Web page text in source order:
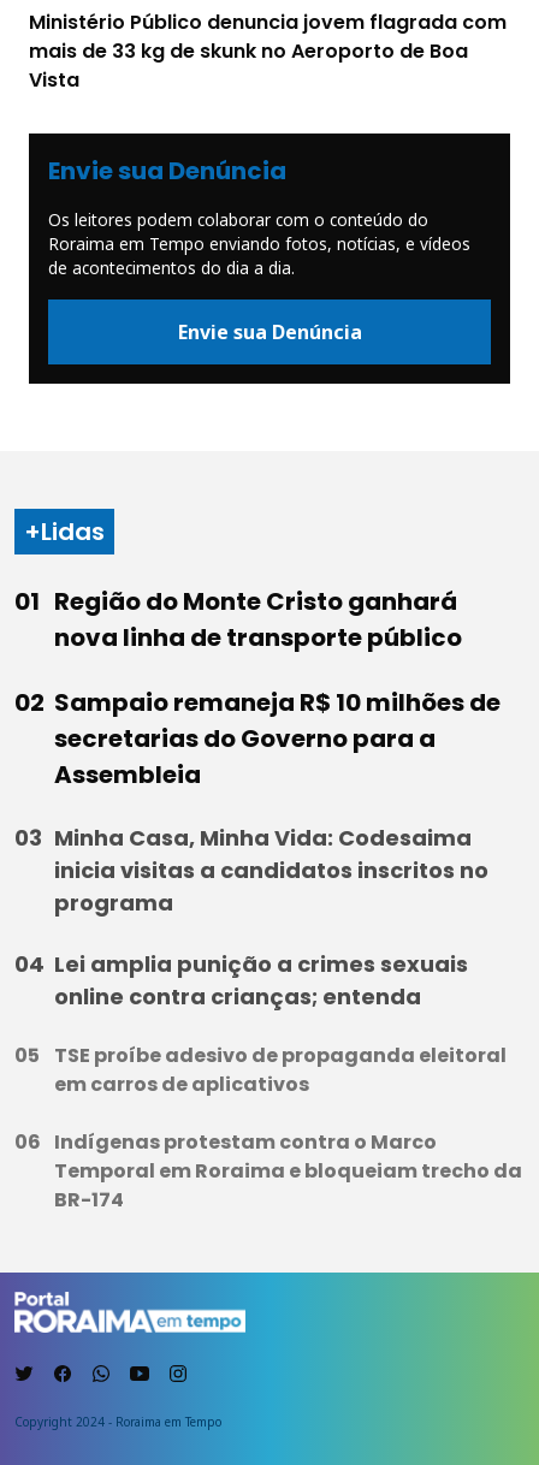
Ministério Público denuncia jovem flagrada com
mais de 33 kg de skunk no Aeroporto de Boa
Vista
Envie sua Denúncia
Os leitores podem colaborar com o conteúdo do
Roraima em Tempo enviando fotos, notícias, e vídeos
de acontecimentos do dia a dia.
Envie sua Denúncia
+Lidas
Região do Monte Cristo ganhará
nova linha de transporte público
Sampaio remaneja R$ 10 milhões de
secretarias do Governo para a
Assembleia
Minha Casa, Minha Vida: Codesaima
inicia visitas a candidatos inscritos no
programa
Lei amplia punição a crimes sexuais
online contra crianças; entenda
TSE proíbe adesivo de propaganda eleitoral
em carros de aplicativos
Indígenas protestam contra o Marco
Temporal em Roraima e bloqueiam trecho da
BR-174
Copyright 2024 - Roraima em Tempo